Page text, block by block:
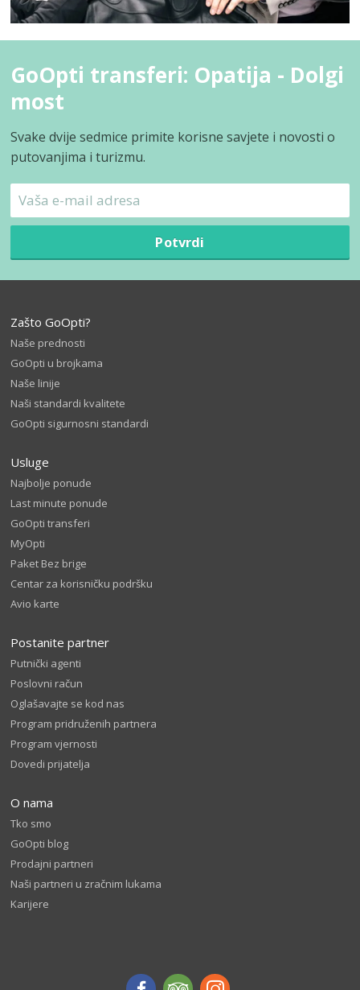
GoOpti transferi: Opatija - Dolgi
most
Svake dvije sedmice primite korisne savjete i novosti o
putovanjima i turizmu.
Potvrdi
Zašto GoOpti?
Naše prednosti
GoOpti u brojkama
Naše linije
Naši standardi kvalitete
GoOpti sigurnosni standardi
Usluge
Najbolje ponude
Last minute ponude
GoOpti transferi
MyOpti
Paket Bez brige
Centar za korisničku podršku
Avio karte
Postanite partner
Putnički agenti
Poslovni račun
Oglašavajte se kod nas
Program pridruženih partnera
Program vjernosti
Dovedi prijatelja
O nama
Tko smo
GoOpti blog
Prodajni partneri
Naši partneri u zračnim lukama
Karijere